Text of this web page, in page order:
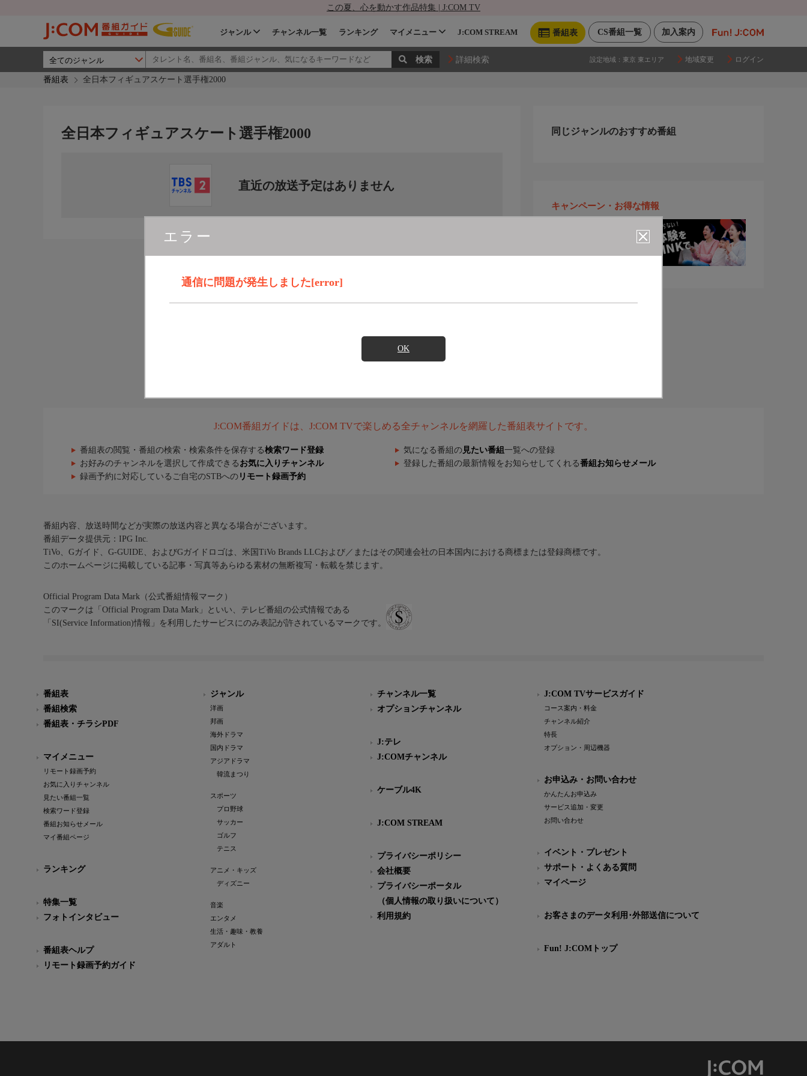
この夏、心を動かす作品特集 | J:COM TV
加入案内
CS番組一覧
番組表
ジャンル チャンネル一覧 ランキング マイメニュー J:COM STREAM
詳細検索 設定地域： 東京 東エリア 地域変更 ログイン
番組表 全日本フィギュアスケート選手権2000
エラー
通信に問題が発生しました[error]
OK
全日本フィギュアスケート選手権2000
直近の放送予定はありません
同じジャンルのおすすめ番組
キャンペーン・お得な情報
J:COM番組ガイドは、J:COM TVで楽しめる全チャンネルを網羅した番組表サイトです。
番組表の閲覧・番組の検索・検索条件を保存する検索ワード登録 気になる番組の 見たい番組 一覧への登録
お好みのチャンネルを選択して作成できる お気に入りチャンネル 登録した番組の最新情報をお知らせしてくれる番組お知らせメール
録画予約に対応しているご自宅のSTBへの リモート録画予約
番組内容、放送時間などが実際の放送内容と異なる場合がございます。
番組データ提供元：IPG Inc.
TiVo、Gガイド、G-GUIDE、およびGガイドロゴは、米国TiVo Brands LLCおよび／またはその関連会社の日本国内における商標または登録商標です。
このホームページに掲載している記事・写真等あらゆる素材の無断複写・転載を禁じます。
Official Program Data Mark（公式番組情報マーク）
このマークは「Official Program Data Mark」といい、テレビ番組の公式情報である
「SI(Service Information)情報」を利用したサービスにのみ表記が許されているマークです。
番組表
番組検索
番組表・チラシPDF
マイメニュー
リモート録画予約
お気に入りチャンネル
見たい番組一覧
検索ワード登録
番組お知らせメール
マイ番組ページ
ランキング
特集一覧
フォトインタビュー
番組表ヘルプ
リモート録画予約ガイド
ジャンル
洋画
邦画
海外ドラマ
国内ドラマ
アジアドラマ
韓流まつり
スポーツ
プロ野球
サッカー
ゴルフ
テニス
アニメ・キッズ
ディズニー
音楽
エンタメ
生活・趣味・教養
アダルト
チャンネル一覧
オプションチャンネル
J:テレ
J:COMチャンネル
ケーブル4K
J:COM STREAM
プライバシーポリシー
会社概要
プライバシーポータル
（個人情報の取り扱いについて）
利用規約
J:COM TVサービスガイド
コース案内・料金
チャンネル紹介
特長
オプション・周辺機器
お申込み・お問い合わせ
かんたんお申込み
サービス追加・変更
お問い合わせ
イベント・プレゼント
サポート・よくある質問
マイページ
お客さまのデータ利用･外部送信について
Fun! J:COMトップ